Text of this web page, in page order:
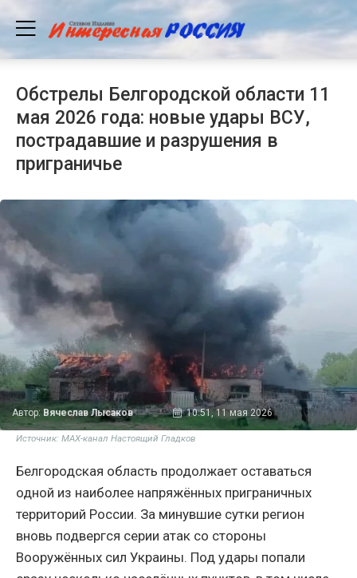
Обстрелы Белгородской области 11
мая 2026 года: новые удары ВСУ,
пострадавшие и разрушения в
приграничье
Автор: Вячеслав Лысаков 10:51, 11 мая 2026
Источник: MAX-канал Настоящий Гладков
Белгородская область продолжает оставаться
одной из наиболее напряжённых приграничных
территорий России. За минувшие сутки регион
вновь подвергся серии атак со стороны
Вооружённых сил Украины. Под удары попали